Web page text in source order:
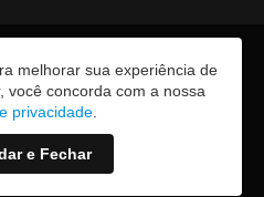
melhorar sua experiência de
você concorda com a nossa
privacidade
e Fechar